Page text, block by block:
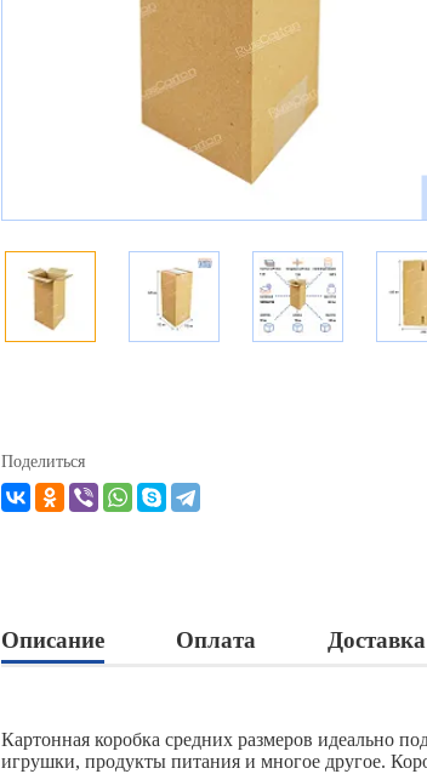
Поделиться
Описание Оплата Доставка
Картонная коробка средних размеров идеально
игрушки, продукты питания и многое другое.